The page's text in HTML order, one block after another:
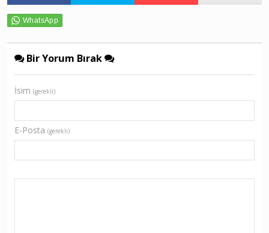
Bir Yorum Bırak
İsim (gerekli)
E-Posta (gerekli)